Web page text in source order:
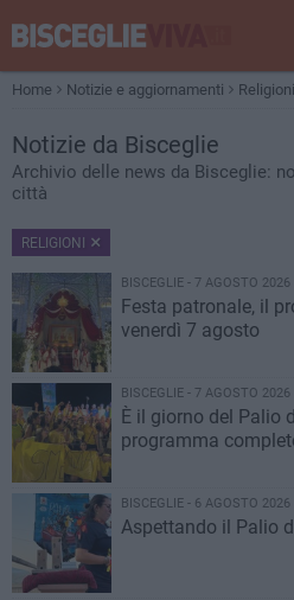
Home Notizie e aggiornamenti Religioni
Notizie da Bisceglie
Archivio delle news da Bisceglie:
città
RELIGIONI
BISCEGLIE - 7 AGOSTO 2026
Festa patronale, il
venerdì 7 agosto
BISCEGLIE - 7 AGOSTO 2026
È il giorno del Palio
programma
BISCEGLIE - 6 AGOSTO 2026
Aspettando il Palio